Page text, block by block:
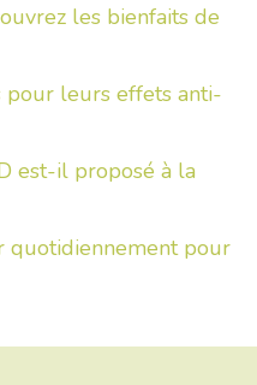
les bienfaits de
pour leurs effets anti-
est-il proposé à la
quotidiennement pour